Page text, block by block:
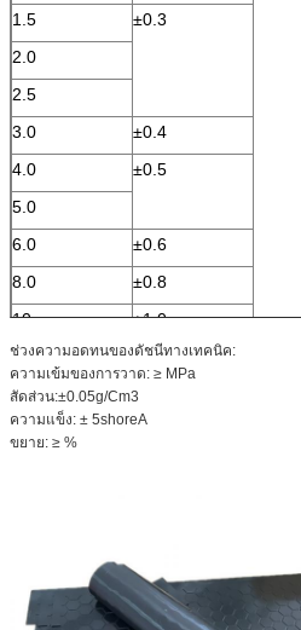
1.5
±0.3
2.0
2.5
3.0
±0.4
4.0
±0.5
5.0
6.0
±0.6
8.0
±0.8
10
±1.0
12
±1.2
14
±1.4
30
ช่วงความอดทนของดัชนีทางเทคนิค:
ความเข้มของการวาด: ≥ MPa
สัดส่วน:±0.05g/Cm3
ความแข็ง: ± 5shoreA
ขยาย: ≥ %